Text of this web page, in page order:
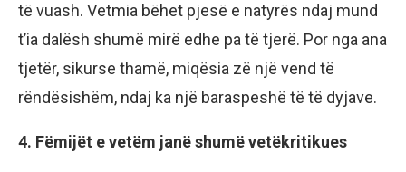
të vuash. Vetmia bëhet pjesë e natyrës ndaj mund
t’ia dalësh shumë mirë edhe pa të tjerë. Por nga ana
tjetër, sikurse thamë, miqësia zë një vend të
rëndësishëm, ndaj ka një baraspeshë të të dyjave.
4. Fëmijët e vetëm janë shumë vetëkritikues